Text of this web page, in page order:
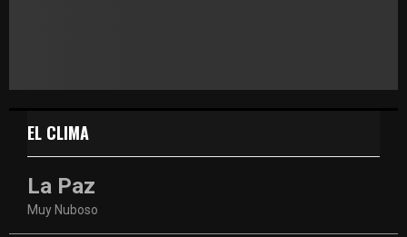
EL CLIMA
La Paz
Muy Nuboso